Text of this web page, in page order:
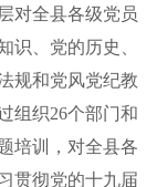
对全县各级党员
识、党的历史、
规和党风党纪教
组织26个部门和
培训，对全县各
贯彻党的十九届